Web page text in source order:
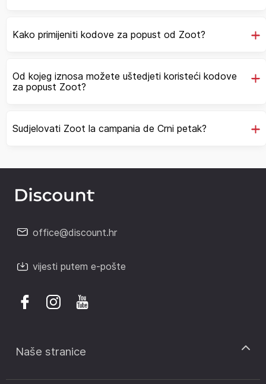
Kako primijeniti kodove za popust od Zoot?
Od kojeg iznosa možete uštedjeti koristeći kodove
za popust Zoot?
Sudjelovati Zoot la campania de Crni petak?
office@discount.hr
vijesti putem e-pošte
Naše stranice
discount.sk